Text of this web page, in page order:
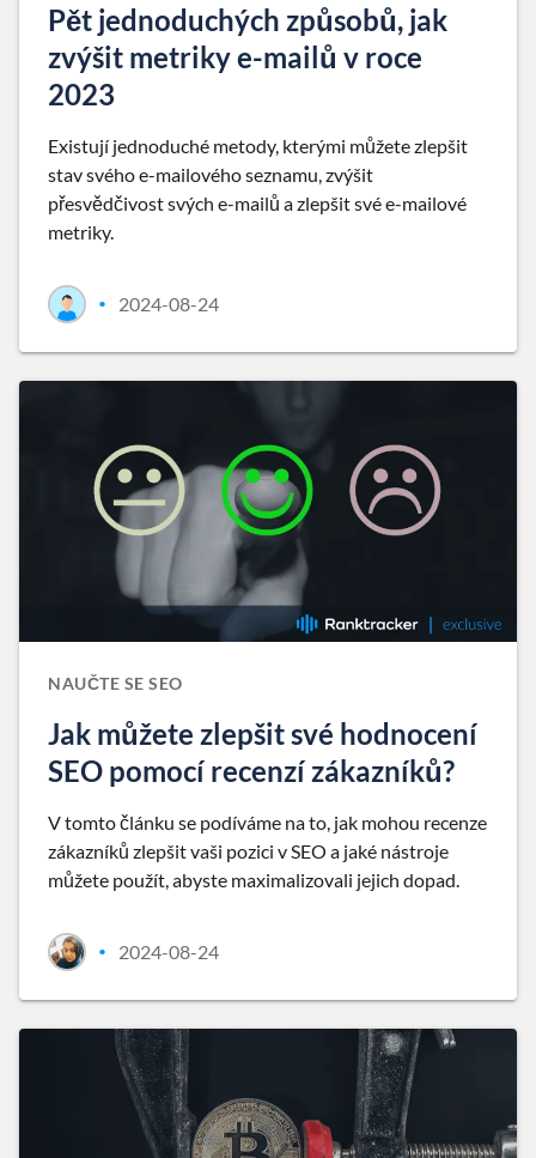
Pět jednoduchých způsobů, jak
zvýšit metriky e-mailů v roce
2023
Existují jednoduché metody, kterými můžete zlepšit
stav svého e-mailového seznamu, zvýšit
přesvědčivost svých e-mailů a zlepšit své e-mailové
metriky.
• 2024-08-24
NAUČTE SE SEO
Jak můžete zlepšit své hodnocení
SEO pomocí recenzí zákazníků?
V tomto článku se podíváme na to, jak mohou recenze
zákazníků zlepšit vaši pozici v SEO a jaké nástroje
můžete použít, abyste maximalizovali jejich dopad.
• 2024-08-24